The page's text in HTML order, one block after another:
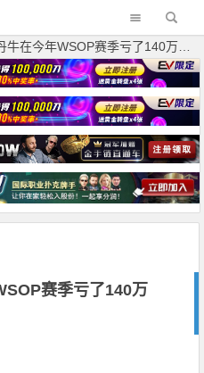
在今年WSOP赛季亏了140万刀！！！
赛季亏了140万